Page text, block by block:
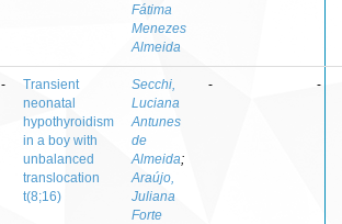
Fátima
Menezes
Almeida
-
Transient
neonatal
hypothyroidism
in a boy with
unbalanced
translocation
t(8;16)
Secchi,
Luciana
Antunes
de
Almeida;
Araújo,
Juliana
Forte
- -